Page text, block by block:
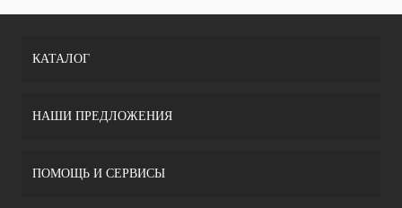
КАТАЛОГ
НАШИ ПРЕДЛОЖЕНИЯ
ПОМОЩЬ И СЕРВИСЫ